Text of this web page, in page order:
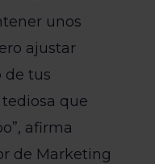
unos
ajustar
de tus
que
afirma
de Marketing